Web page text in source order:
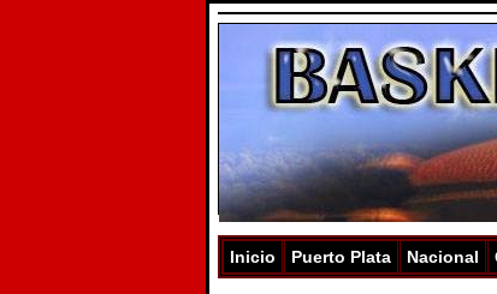
Inicio Puerto Plata Nacional